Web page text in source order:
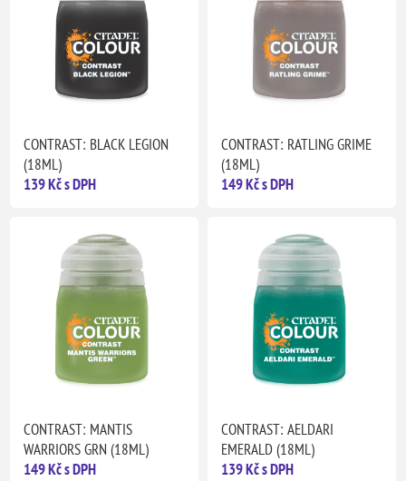
CONTRAST: BLACK LEGION
(18ML)
139 Kč s DPH
CONTRAST: RATLING GRIME
(18ML)
149 Kč s DPH
CONTRAST: MANTIS
WARRIORS GRN (18ML)
149 Kč s DPH
CONTRAST: AELDARI
EMERALD (18ML)
139 Kč s DPH